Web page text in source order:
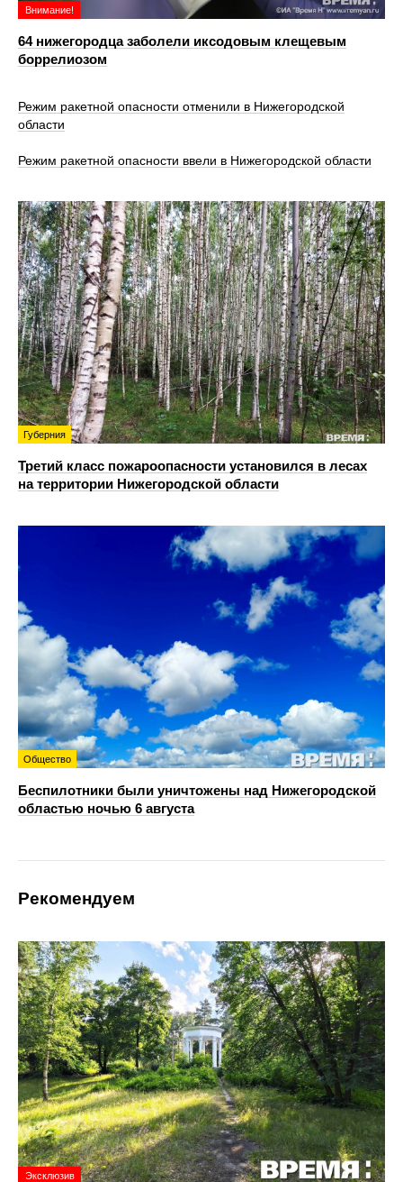
Внимание!
64 нижегородца заболели иксодовым клещевым
боррелиозом
Режим ракетной опасности отменили в Нижегородской
области
Режим ракетной опасности ввели в Нижегородской области
Губерния
Третий класс пожароопасности установился в лесах
на территории Нижегородской области
Общество
Беспилотники были уничтожены над Нижегородской
областью ночью 6 августа
Рекомендуем
Эксклюзив